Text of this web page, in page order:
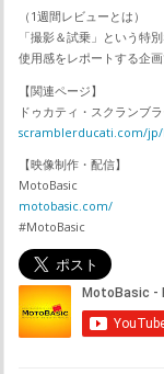
（1週間レビューとは）
「撮影＆試乗」という特
使用感をレポートする企画
【関連ページ】
ドゥカティ・スクランブ
scramblerducati.com/jp/
【映像制作・配信】
MotoBasic
motobasic.com/
#MotoBasic